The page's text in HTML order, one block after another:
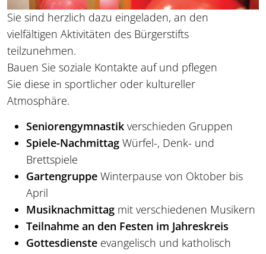
Sie sind herzlich dazu eingeladen, an den
vielfältigen Aktivitäten des Bürgerstifts
teilzunehmen.
Bauen Sie soziale Kontakte auf und pflegen
Sie diese in sportlicher oder kultureller
Atmosphäre.
Seniorengymnastik verschieden Gruppen
Spiele-Nachmittag Würfel-, Denk- und
Brettspiele
Gartengruppe Winterpause von Oktober bis
April
Musiknachmittag mit verschiedenen Musikern
Teilnahme an den Festen im Jahreskreis
Gottesdienste evangelisch und katholisch